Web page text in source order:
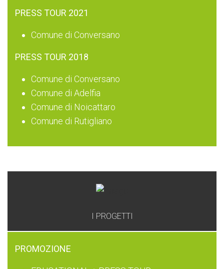
PRESS TOUR 2021
Comune di Conversano
PRESS TOUR 2018
Comune di Conversano
Comune di Adelfia
Comune di Noicattaro
Comune di Rutigliano
I PROGETTI
PROMOZIONE